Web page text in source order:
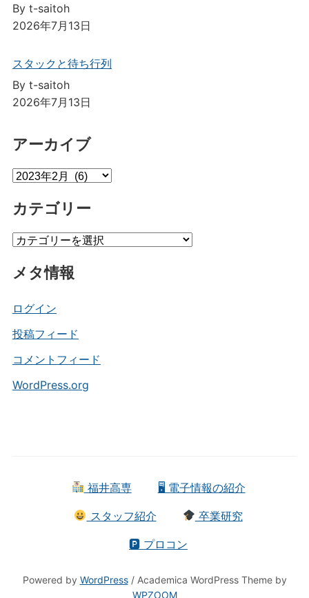
By t-saitoh
2026年7月13日
スタックと待ち行列
By t-saitoh
2026年7月13日
アーカイブ
ア
カ
ブ
カテゴリー
カ
ゴ
ー
メタ情報
ログイン
投稿フィード
コメントフィード
WordPress.org
福井高専 🖥 電子情報の紹介
スタッフ紹介 卒業研究
🅿 プロコン
Powered by WordPress/ Academica WordPress Theme by
WPZOOM